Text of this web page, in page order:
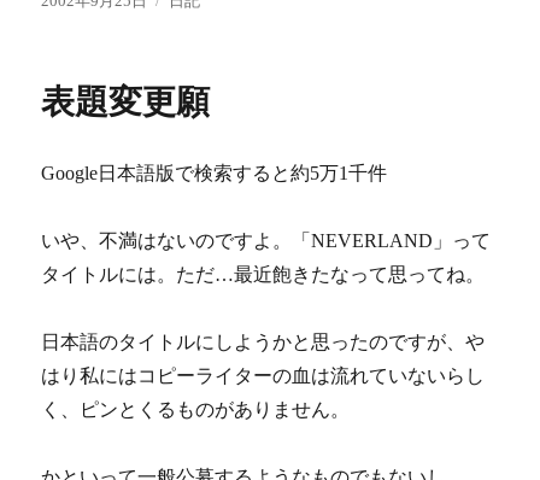
ー
表題変更願
Google日本語版で検索すると約5万1千件
いや、不満はないのですよ。「NEVERLAND」って
タイトルには。ただ…最近飽きたなって思ってね。
日本語のタイトルにしようかと思ったのですが、や
はり私にはコピーライターの血は流れていないらし
く、ピンとくるものがありません。